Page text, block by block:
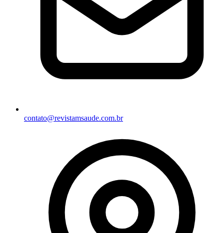
contato@revistamsaude.com.br